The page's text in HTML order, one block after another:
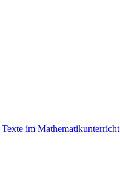
Texte im Mathematikunterricht